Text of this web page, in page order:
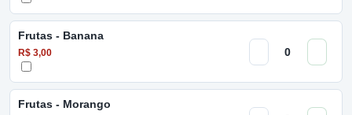
Frutas - Banana
R$ 3,00
Frutas - Morango